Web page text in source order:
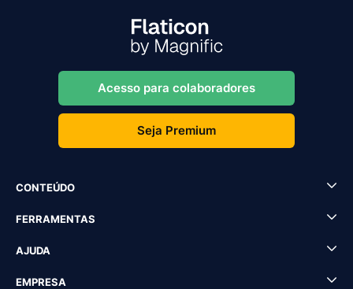
Acesso para colaboradores
Seja Premium
CONTEÚDO
FERRAMENTAS
AJUDA
EMPRESA